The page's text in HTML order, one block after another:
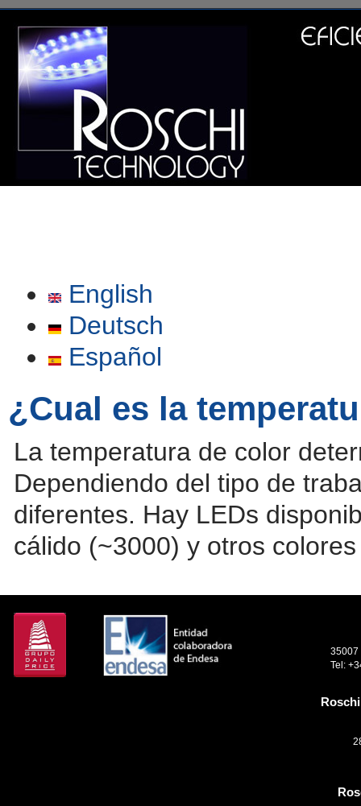
English
Deutsch
Español
¿Cual es la
La temperatura de color
Dependiendo del tipo de
diferentes. Hay LEDs
cálido (~3000) y otros
35007
Tel: